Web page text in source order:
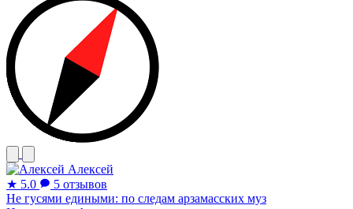
Алексей
★ 5.0
5 отзывов
Не гусями едиными: по следам арзамасских муз